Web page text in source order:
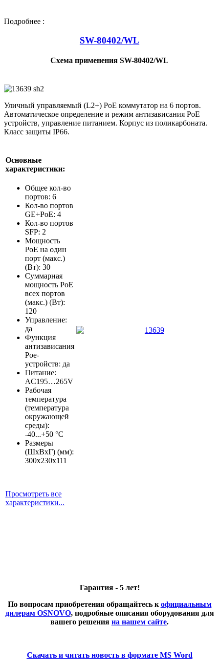
Подробнее :
SW-80402/WL
Схема применения SW-80402/WL
Уличный управляемый (L2+) PoE коммутатор на 6 портов.
Автоматическое определение и режим антизависания PoE
устройств, управление питанием. Корпус из поликарбоната.
Класс защиты IP66.
Основные
характеристики:
Общее кол-во
портов: 6
Кол-во портов
GE+PoE: 4
Кол-во портов
SFP: 2
Мощность
PoE на один
порт (макс.)
(Вт): 30
Суммарная
мощность PoE
всех портов
(макс.) (Вт):
120
Управление:
да
Функция
антизависания
Poe-
устройств: да
Питание:
AC195…265V
Рабочая
температура
(температура
окружающей
среды):
-40...+50 °С
Размеры
(ШхВхГ) (мм):
300x230x111
Просмотреть все
характеристики...
Гарантия - 5 лет!
По вопросам приобретения обращайтесь к официальным
дилерам OSNOVO, подробные описания оборудования для
вашего решения на нашем сайте.
Скачать и читать новость в формате MS Word